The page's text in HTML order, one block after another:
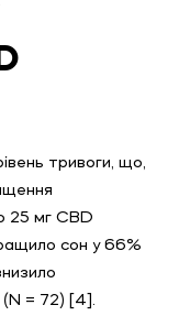
тривоги, що,
25 мг CBD
сон у 66%
(N = 72) [4].